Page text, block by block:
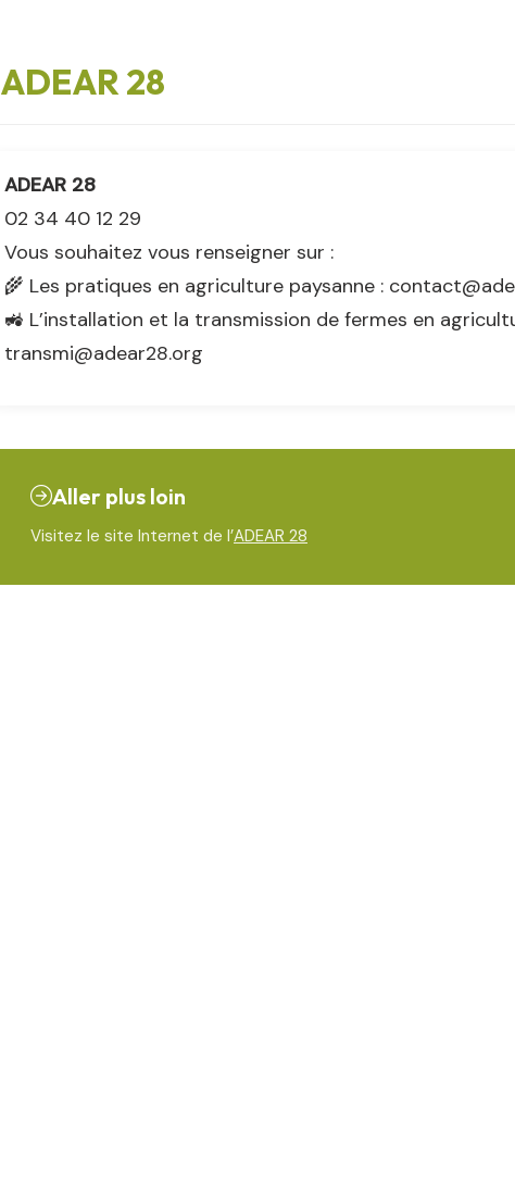
ADEAR 28
ADEAR 28
02 34 40 12 29
Vous souhaitez vous renseigner sur :
🌾 Les pratiques en agriculture paysanne :
🚜 L’installation et la transmission de fermes en
transmi@adear28.org
Aller plus loin
Visitez le site Internet de l’ADEAR 28